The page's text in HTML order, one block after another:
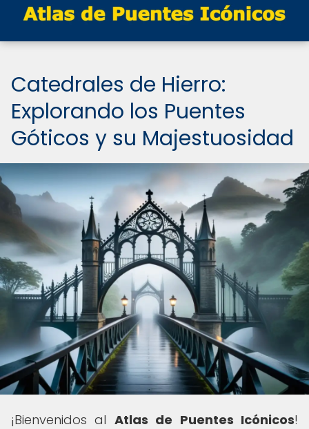
Catedrales de Hierro:
Explorando los Puentes
Góticos y su Majestuosidad
¡Bienvenidos al Atlas de Puentes Icónicos!